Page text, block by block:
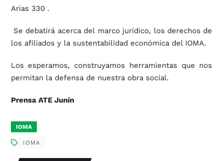
Arias 330 .
Se debatirá acerca del marco jurídico, los derechos de
los afiliados y la sustentabilidad económica del IOMA.
Los esperamos, construyamos herramientas que nos
permitan la defensa de nuestra obra social.
Prensa ATE Junín
IOMA
IOMA